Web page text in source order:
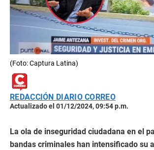
(Foto: Captura Latina)
REDACCIÓN DIARIO CORREO
Actualizado el 01/12/2024, 09:54 p.m.
La ola de inseguridad ciudadana en el
bandas criminales han intensificado su